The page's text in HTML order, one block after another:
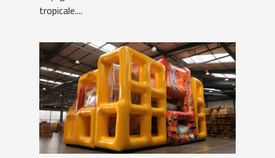
tropicale....